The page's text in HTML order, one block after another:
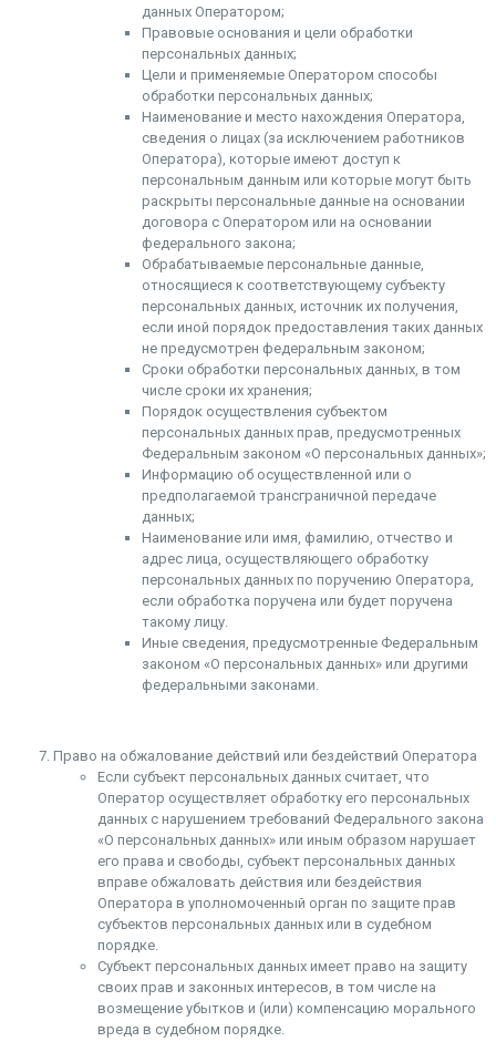
данных Оператором;
Правовые основания и цели обработки
персональных данных;
Цели и применяемые Оператором способы
обработки персональных данных;
Наименование и место нахождения Оператора,
сведения о лицах (за исключением работников
Оператора), которые имеют доступ к
персональным данным или которые могут быть
раскрыты персональные данные на основании
договора с Оператором или на основании
федерального закона;
Обрабатываемые персональные данные,
относящиеся к соответствующему субъекту
персональных данных, источник их получения,
если иной порядок предоставления таких данных
не предусмотрен федеральным законом;
Сроки обработки персональных данных, в том
числе сроки их хранения;
Порядок осуществления субъектом
персональных данных прав, предусмотренных
Федеральным законом «О персональных данных»;
Информацию об осуществленной или о
предполагаемой трансграничной передаче
данных;
Наименование или имя, фамилию, отчество и
адрес лица, осуществляющего обработку
персональных данных по поручению Оператора,
если обработка поручена или будет поручена
такому лицу.
Иные сведения, предусмотренные Федеральным
законом «О персональных данных» или другими
федеральными законами.
Право на обжалование действий или бездействий Оператора
Если субъект персональных данных считает, что
Оператор осуществляет обработку его персональных
данных с нарушением требований Федерального закона
«О персональных данных» или иным образом нарушает
его права и свободы, субъект персональных данных
вправе обжаловать действия или бездействия
Оператора в уполномоченный орган по защите прав
субъектов персональных данных или в судебном
порядке.
Субъект персональных данных имеет право на защиту
своих прав и законных интересов, в том числе на
возмещение убытков и (или) компенсацию морального
вреда в судебном порядке.